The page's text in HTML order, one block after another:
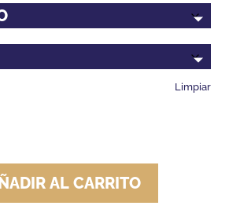
Limpiar
AL CARRITO